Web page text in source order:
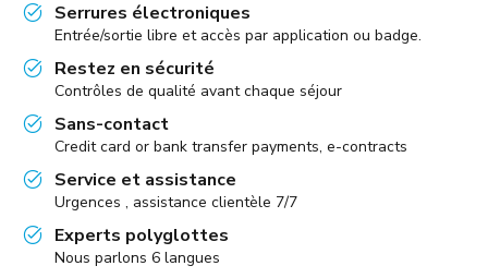
Serrures électroniques
Entrée/sortie libre et accès par application ou badge.
Restez en sécurité
Contrôles de qualité avant chaque séjour
Sans-contact
Credit card or bank transfer payments, e-contracts
Service et assistance
Urgences , assistance clientèle 7/7
Experts polyglottes
Nous parlons 6 langues